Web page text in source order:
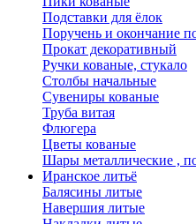
Подставки для ёлок
Поручень и окончание
Прокат декоративный
Ручки кованые, стукало
Столбы начальные
Сувениры кованые
Труба витая
Флюгера
Цветы кованые
Шары металлические ,
Иранское литьё
Балясины литые
Навершия литые